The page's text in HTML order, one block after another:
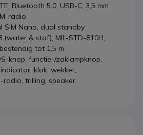
Bluetooth 5.0, USB-C, 3,5 mm
radio
SIM Nano, dual standby
(water & stof), MIL-STD-810H,
tot 1,5 m
knop, functie-/zaklampknop,
klok, wekker,
radio, trilling, speaker.